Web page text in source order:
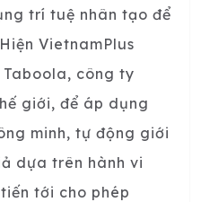
trí tuệ nhân tạo để
VietnamPlus
công ty
giới, để áp dụng
minh, tự động giới
dựa trên hành vi
tới cho phép